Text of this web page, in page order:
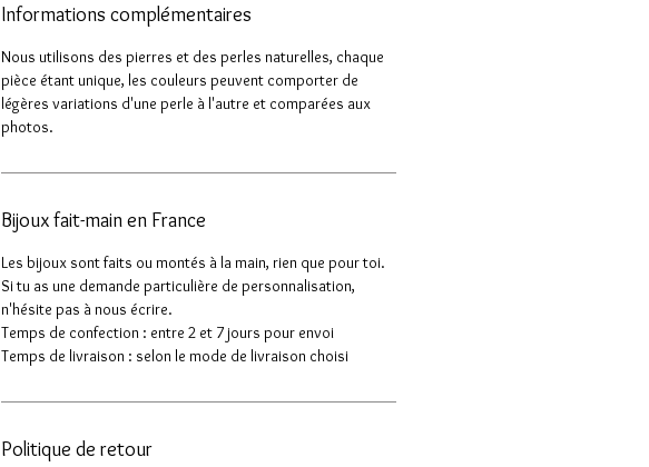
Informations complémentaires
Nous utilisons des pierres et des perles naturelles, chaque
pièce étant unique, les couleurs peuvent comporter de
légères variations d'une perle à l'autre et comparées aux
photos.
Bijoux fait-main en France
Les bijoux sont faits ou montés à la main, rien que pour toi.
Si tu as une demande particulière de personnalisation,
n'hésite pas à nous écrire.
Temps de confection : entre 2 et 7 jours pour envoi
Temps de livraison : selon le mode de livraison choisi
Politique de retour